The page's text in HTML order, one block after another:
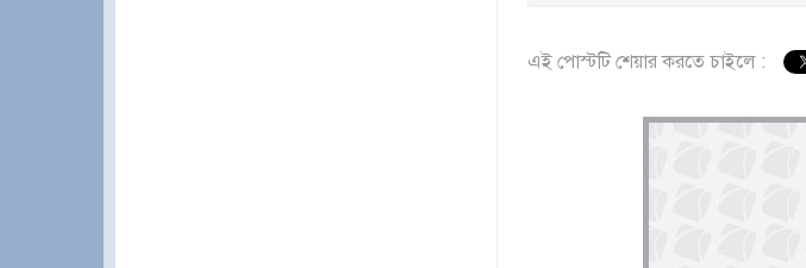
এই পোস্টটি শেয়ার করতে চাইলে :